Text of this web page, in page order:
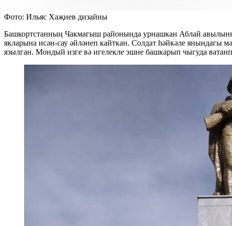
Фото: Ильяс Хаҗиев дизайны
Башкортстанның Чакмагыш районында урнашкан Аблай
якларына исән-сау әйләнеп кайткан. Солдат һәйкәле
язылган. Мондый изге вә игелекле эшне башкарып чыгуда